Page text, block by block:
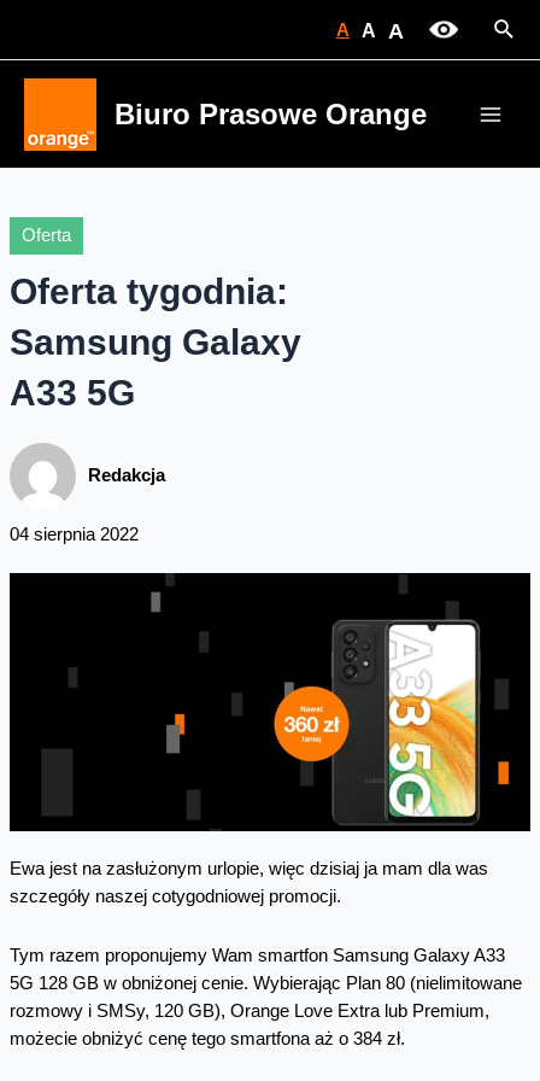
A A A
Biuro Prasowe Orange
Oferta
Oferta tygodnia:
Samsung Galaxy
A33 5G
Redakcja
04 sierpnia 2022
Ewa jest na zasłużonym urlopie, więc dzisiaj ja mam dla was
szczegóły naszej cotygodniowej promocji.
Tym razem proponujemy Wam smartfon Samsung Galaxy A33
5G 128 GB w obniżonej cenie. Wybierając Plan 80 (nielimitowane
rozmowy i SMSy, 120 GB), Orange Love Extra lub Premium,
możecie obniżyć cenę tego smartfona aż o 384 zł.